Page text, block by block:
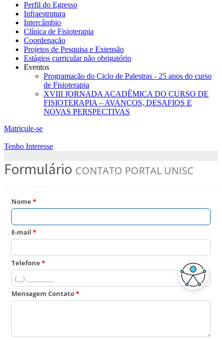
Perfil do Egresso
Infraestrutura
Intercâmbio
Clínica de Fisioterapia
Coordenação
Projetos de Pesquisa e Extensão
Estágios curricular não obrigatório
Eventos
Programação do Ciclo de Palestras - 25 anos do curso
de Fisioterapia
XVIII JORNADA ACADÊMICA DO CURSO DE
FISIOTERAPIA – AVANÇOS, DESAFIOS E
NOVAS PERSPECTIVAS
Matricule-se
Tenho Interesse